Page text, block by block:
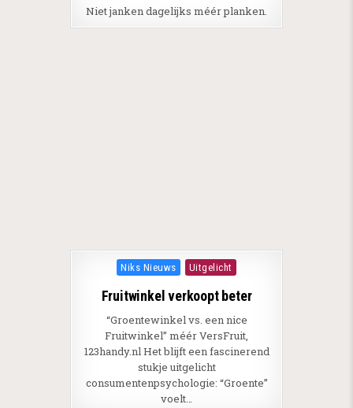
Niet janken dagelijks méér planken.
Posted in
Niks Nieuws Uitgelicht
Fruitwinkel verkoopt beter
“Groentewinkel vs. een nice
Fruitwinkel” méér VersFruit,
123handy.nl Het blijft een fascinerend
stukje uitgelicht
consumentenpsychologie: “Groente”
voelt…